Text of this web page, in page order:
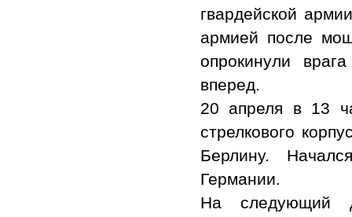
гвардейской
армией после
опрокинули
вперед.
20 апреля в 13
стрелкового
Берлину.
Германии.
На следующий